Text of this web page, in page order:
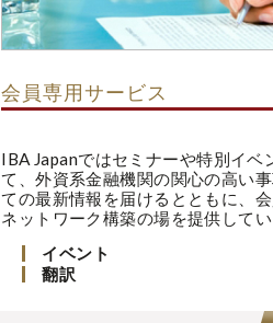
会員専用サービス
IBA Japanではセミナーや特別イベ
て、外資系金融機関の関心の高い
ての最新情報を届けるとともに、
ネットワーク構築の場を提供してい
イベント
翻訳